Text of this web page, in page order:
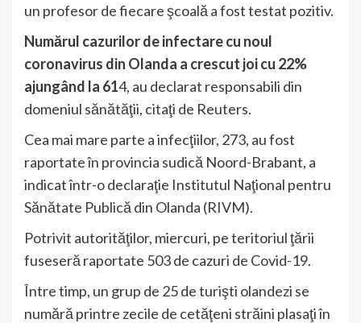
un profesor de fiecare şcoală a fost testat pozitiv.
Numărul cazurilor de infectare cu noul
coronavirus din Olanda a crescut joi cu 22%
ajungând la 614, au declarat responsabili din
domeniul sănătăţii, citaţi de Reuters.
Cea mai mare parte a infecţiilor, 273, au fost
raportate în provincia sudică Noord-Brabant, a
indicat într-o declaraţie Institutul Naţional pentru
Sănătate Publică din Olanda (RIVM).
Potrivit autorităţilor, miercuri, pe teritoriul ţării
fuseseră raportate 503 de cazuri de Covid-19.
Între timp, un grup de 25 de turişti olandezi se
numără printre zecile de cetăţeni străini plasaţi în